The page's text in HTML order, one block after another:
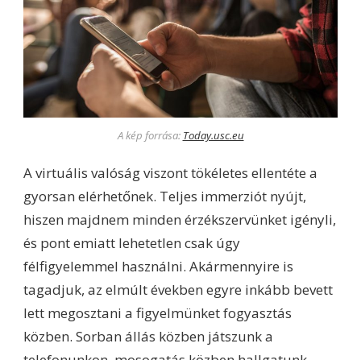
A kép forrása: Today.usc.eu
A virtuális valóság viszont tökéletes ellentéte a
gyorsan elérhetőnek. Teljes immerziót nyújt,
hiszen majdnem minden érzékszervünket igényli,
és pont emiatt lehetetlen csak úgy
félfigyelemmel használni. Akármennyire is
tagadjuk, az elmúlt években egyre inkább bevett
lett megosztani a figyelmünket fogyasztás
közben. Sorban állás közben játszunk a